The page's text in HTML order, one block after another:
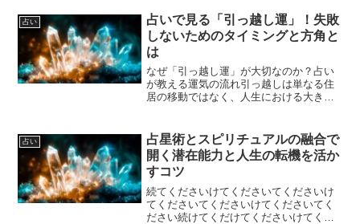
占い
占いで見る「引っ越し運」！失敗
しないためのタイミングと方角と
は
なぜ「引っ越し運」が大切なのか？占い
が教える運気の流れ引っ越しは単なる住
居の移動ではなく、人生における大きな
とされています。たとえば、現在の住ま
いが持つ地の気（エネルギ...
占い
占星術とスピリチュアルの融合で
開く潜在能力と人生の転機を活か
すコツ
続てくださいけてくださいてくださいけ
てくださいてくださいけてくださいてく
ださい続けてくだけてくださいけてくだ